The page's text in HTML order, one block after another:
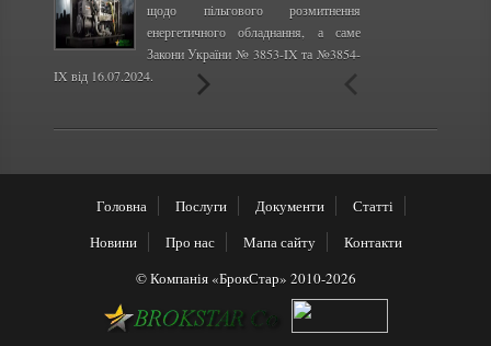
щодо пільгового розмитнення
енергетичного обладнання, а саме
Закони України № 3853-IX та №3854-
IX від 16.07.2024.
Головна Послуги Документи
Статті
Новини
Про нас Мапа сайту
Контакти
© Компанія «БрокСтар» 2010-2026